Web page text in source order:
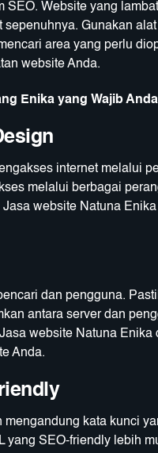
Website yang
Gunakan
area yang perlu
website Anda.
Enika yang Wajib
internet melalui
melalui berbagai
website Natuna
dan pengguna.
antara server dan
website Natuna Enika
Anda.
kata kunci
yang SEO-friendly lebih